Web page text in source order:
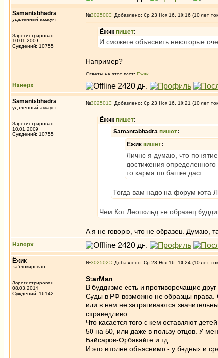
Samantabhadra
удаленный аккаунт
Зарегистрирован:
10.01.2009
Суждений: 10755
№302500 Добавлено: Ср 23 Ноя 16, 10:16 (10 лет
Ёжик пишет:
И сможете объяснить некоторые
Например?
Ответы на этот пост: Ёжик
Наверх
Samantabhadra
удаленный аккаунт
Зарегистрирован:
10.01.2009
Суждений: 10755
№302501 Добавлено: Ср 23 Ноя 16, 10:21 (10 лет
Ёжик пишет:
Samantabhadra пишет:
Ёжик пишет:
Лично я думаю, что
достижения
то карма по башке даст.
Тогда вам надо на форум кота
Чем Кот Леопольд не образец
А я не говорю, что не образец. Думаю,
Наверх
Ёжик
заблокирован
Зарегистрирован:
08.03.2014
Суждений: 16142
№302502 Добавлено: Ср 23 Ноя 16, 10:24 (10 лет
StarMan
В буддизме есть и противоречащие друг
Суды в РФ возможно не образцы права.
или в нем не затрагиваются
справедливо.
Что касается того с кем оставляют
50 на 50, или даже в пользу отцов. У
Байсаров-Орбакайте и тд.
И это вполне объяснимо - у бедных и